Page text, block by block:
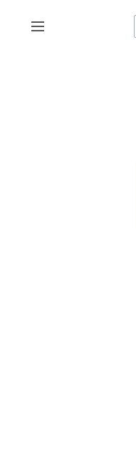
au Afficher / masquer la barre latérale